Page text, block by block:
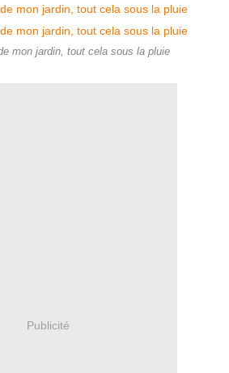
mon jardin, tout cela sous la pluie
Publicité